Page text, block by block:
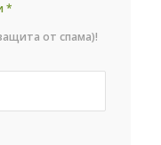
*
от спама)!